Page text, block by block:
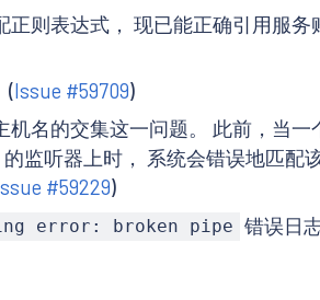
正则表达式， 现已能正确引用服
(Issue #59709)
机名的交集这一问题。 此前，当
的监听器上时， 系统会错误地匹配
#59229)
error: broken pipe 错误日